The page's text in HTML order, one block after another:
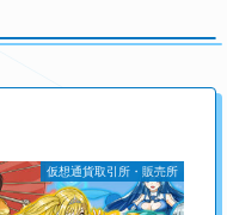
仮想通貨取引所・販売所